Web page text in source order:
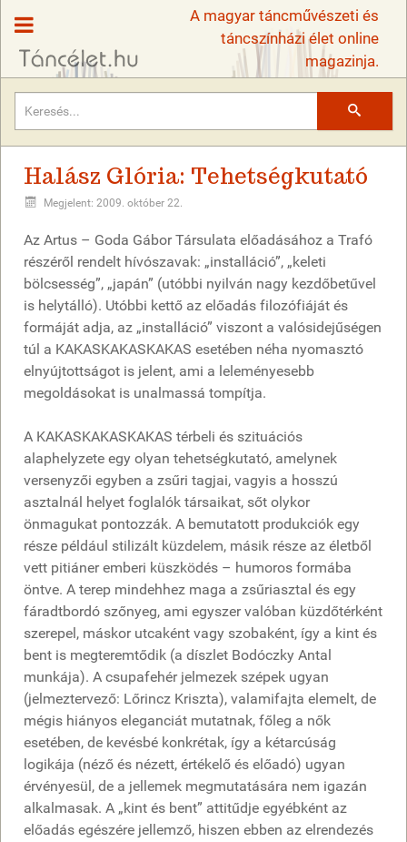
A magyar táncművészeti és
táncszínházi élet online
magazinja.
Halász Glória: Tehetségkutató
Megjelent: 2009. október 22.
Az Artus – Goda Gábor Társulata előadásához a Trafó
részéről rendelt hívószavak: „installáció”, „keleti
bölcsesség”, „japán” (utóbbi nyilván nagy kezdőbetűvel
is helytálló). Utóbbi kettő az előadás filozófiáját és
formáját adja, az „installáció” viszont a valósidejűségen
túl a KAKASKAKASKAKAS esetében néha nyomasztó
elnyújtottságot is jelent, ami a leleményesebb
megoldásokat is unalmassá tompítja.
A KAKASKAKASKAKAS térbeli és szituációs
alaphelyzete egy olyan tehetségkutató, amelynek
versenyzői egyben a zsűri tagjai, vagyis a hosszú
asztalnál helyet foglalók társaikat, sőt olykor
önmagukat pontozzák. A bemutatott produkciók egy
része például stilizált küzdelem, másik része az életből
vett pitiáner emberi küszködés – humoros formába
öntve. A terep mindehhez maga a zsűriasztal és egy
fáradtbordó szőnyeg, ami egyszer valóban küzdőtérként
szerepel, máskor utcaként vagy szobaként, így a kint és
bent is megteremtődik (a díszlet Bodóczky Antal
munkája). A csupafehér jelmezek szépek ugyan
(jelmeztervező: Lőrincz Kriszta), valamifajta elemelt, de
mégis hiányos eleganciát mutatnak, főleg a nők
esetében, de kevésbé konkrétak, így a kétarcúság
logikája (néző és nézett, értékelő és előadó) ugyan
érvényesül, de a jellemek megmutatására nem igazán
alkalmasak. A „kint és bent” attitűdje egyébként az
előadás egészére jellemző, hiszen ebben az elrendezés